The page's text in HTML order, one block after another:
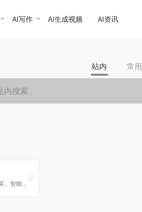
AI写作 AI生成视频 AI资讯
站内 常用
百度智能云专注云计算、智能大数据、人工智能服务，提供稳定的云服务器、云主机、云存储、CDN、域名注册、物联网等云服务,支持API对接,快速备案等专业解决方案。